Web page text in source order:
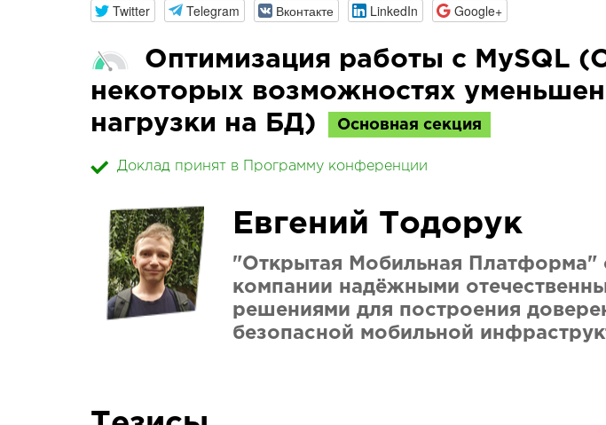
Twitter Telegram Вконтакте LinkedIn Google+
Оптимизация работы с MySQL
некоторых возможностях
нагрузки на БД)
Основная секция
Доклад принят в Программу конференции
Евгений Тодорук
"Открытая Мобильная Платформа"
компании надёжными
решениями для построения
безопасной мобильной